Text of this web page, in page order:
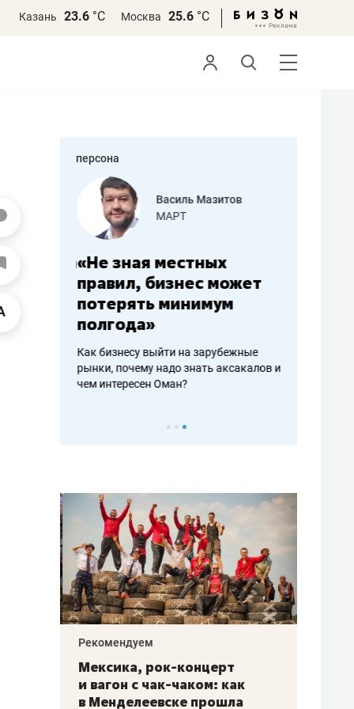
Казань 23.6 °С Москва 25.6 °С
персона
работа
Василь Мазитов
МАРТ
«Не зная местных
правил, бизнес может
потерять минимум
полгода»
Как бизнесу выйти на зарубежные
рынки, почему надо знать аксакалов и
чем интересен Оман?
Рекомендуем
Мексика, рок-концерт
и вагон с чак-чаком: как
в Менделеевске прошла